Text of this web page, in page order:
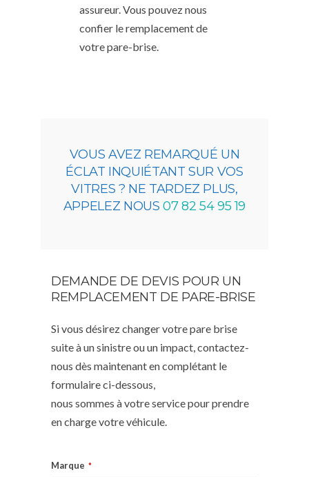
assureur. Vous pouvez nous
confier le remplacement de
votre pare-brise.
VOUS AVEZ REMARQUÉ UN
ÉCLAT INQUIÉTANT SUR VOS
VITRES ? NE TARDEZ PLUS,
APPELEZ NOUS07 82 54 95 19
DEMANDE DE DEVIS POUR UN
REMPLACEMENT DE PARE-BRISE
Si vous désirez changer votre pare brise
suite à un sinistre ou un impact, contactez-
nous dès maintenant en complétant le
formulaire ci-dessous,
nous sommes à votre service pour prendre
en charge votre véhicule.
Marque *